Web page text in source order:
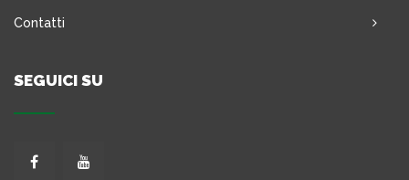
Contatti
SEGUICI SU